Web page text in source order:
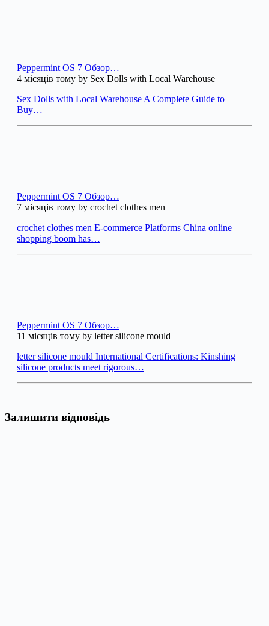
Peppermint OS 7 Обзор…
4 місяців тому by Sex Dolls with Local Warehouse
Sex Dolls with Local Warehouse A Complete Guide to
Buy…
Peppermint OS 7 Обзор…
7 місяців тому by crochet clothes men
crochet clothes men E-commerce Platforms China online
shopping boom has…
Peppermint OS 7 Обзор…
11 місяців тому by letter silicone mould
letter silicone mould International Certifications: Kinshing
silicone products meet rigorous…
Залишити відповідь